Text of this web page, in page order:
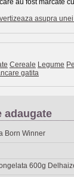
au fost marcate
asupra
Cereale Legume
gatita
adaugate
Born Winner
600g